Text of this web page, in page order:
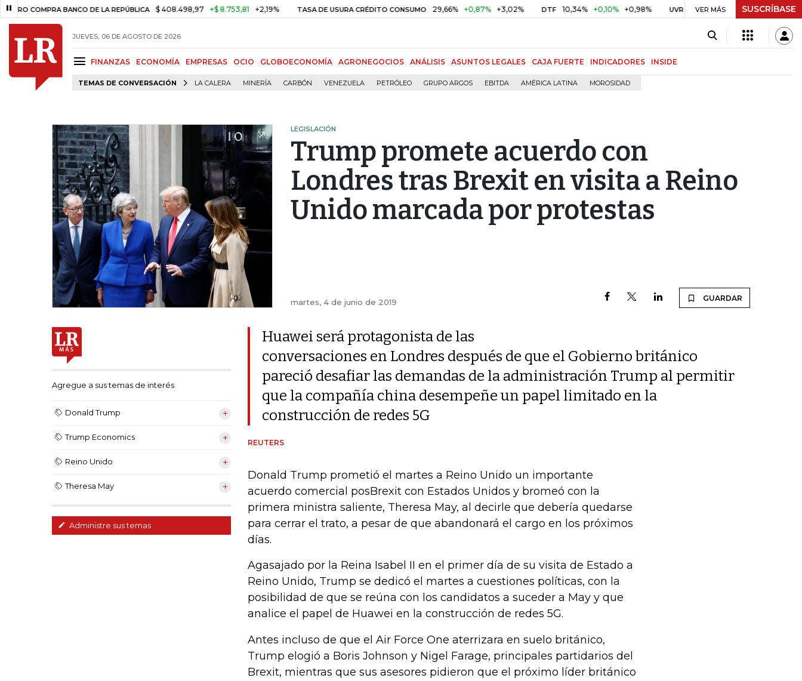
BANCO DE LA REPÚBLICA $ 408.498,97 +$ 8.753,81 +2,19% TASA DE USURA CRÉDITO CONSUMO 29,66% +0,87% +3,02% DTF 10,34% +0,10% +0,98% UVR $ 416,86 +$ 0,05 +0,01% BITCOIN
VER MÁS SUSCRÍBASE
JUEVES, 06 DE AGOSTO DE 2026
FINANZAS ECONOMÍA EMPRESAS OCIO GLOBOECONOMÍA AGRONEGOCIOS ANÁLISIS ASUNTOS LEGALES CAJA FUERTE INDICADORES INSIDE
TEMAS DE CONVERSACIÓN LA CALERA MINERÍA CARBÓN VENEZUELA PETRÓLEO GRUPO ARGOS EBITDA AMÉRICA LATINA MOROSIDAD
LEGISLACIÓN
Trump promete acuerdo con
Londres tras Brexit en visita a Reino
Unido marcada por protestas
martes, 4 de junio de 2019 GUARDAR
Agregue a sus temas de interés
Donald Trump
Trump Economics
Reino Unido
Theresa May
Administre sus temas
Huawei será protagonista de las
conversaciones en Londres después de que el Gobierno británico
pareció desafiar las demandas de la administración Trump al permitir
que la compañía china desempeñe un papel limitado en la
construcción de redes 5G
REUTERS
Donald Trump prometió el martes a Reino Unido un importante
acuerdo comercial posBrexit con Estados Unidos y bromeó con la
primera ministra saliente, Theresa May, al decirle que debería quedarse
para cerrar el trato, a pesar de que abandonará el cargo en los próximos
días.
Agasajado por la Reina Isabel II en el primer día de su visita de Estado a
Reino Unido, Trump se dedicó el martes a cuestiones políticas, con la
posibilidad de que se reúna con los candidatos a suceder a May y que
analice el papel de Huawei en la construcción de redes 5G.
Antes incluso de que el Air Force One aterrizara en suelo británico,
Trump elogió a Boris Johnson y Nigel Farage, principales partidarios del
Brexit, mientras que sus asesores pidieron que el próximo líder británico